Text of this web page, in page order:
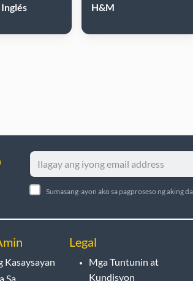
H&M
Sumasang-ayon ako sa pagproseso ng aking
Kasaysayan
Sa
Legal
Mga Tuntunin at
Kundisyon